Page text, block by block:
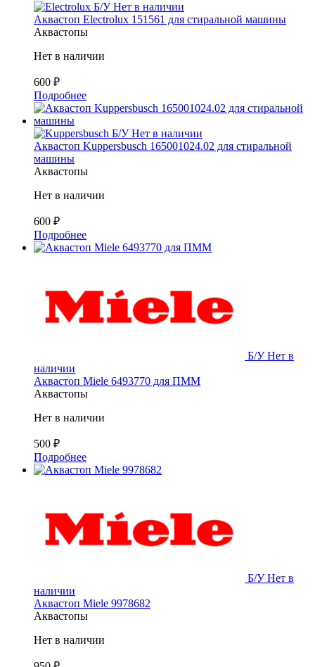
Б/У Нет в наличии
Аквастоп Electrolux 151561 для стиральной машины
Аквастопы
Нет в наличии
600 ₽
Подробнее
Б/У Нет в наличии
Аквастоп Kuppersbusch 165001024.02 для стиральной
машины
Аквастопы
Нет в наличии
600 ₽
Подробнее
Б/У Нет в
наличии
Аквастоп Miele 6493770 для ПММ
Аквастопы
Нет в наличии
500 ₽
Подробнее
Б/У Нет в
наличии
Аквастоп Miele 9978682
Аквастопы
Нет в наличии